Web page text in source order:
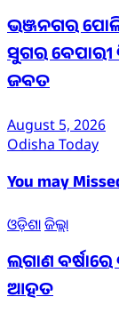
ଭଞ୍ଜନଗର
ସୁଗର ବେପାରୀ
ଜବତ
August 5, 2026
Odisha Today
You may
ଓଡ଼ିଶାଜିଲ୍ଲା
ଲଗାଣ
ଆହତ